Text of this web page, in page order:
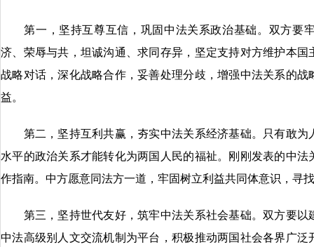
第一，坚持互尊互信，巩固中法关系政治基础。双方要
济、荣辱与共，坦诚沟通、求同存异，坚定支持对方维护本
战略对话，深化战略合作，妥善处理分歧，增强中法关系的
益。
第二，坚持互利共赢，夯实中法关系经济基础。只有敢为
水平的政治关系才能转化为两国人民的福祉。刚刚发表的中
作指南。中方愿意同法方一道，牢固树立利益共同体意识，寻
第三，坚持世代友好，筑牢中法关系社会基础。双方要以
中法高级别人文交流机制为平台，积极推动两国社会各界广